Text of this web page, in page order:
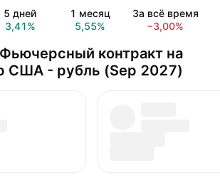
5 дней
3,41%
1 месяц
5,55%
За всё время
−3,00%
контракт на
США - рубль (Sep 2027)